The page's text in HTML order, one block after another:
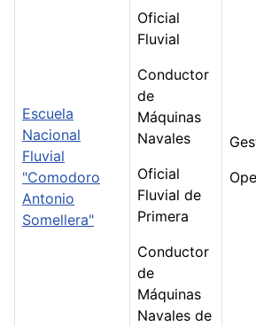
Escuela
Nacional
Fluvial
"Comodoro
Antonio
Somellera"
Oficial
Fluvial
Conductor
de
Máquinas
Navales
Oficial
Fluvial de
Primera
Conductor
de
Máquinas
Navales de